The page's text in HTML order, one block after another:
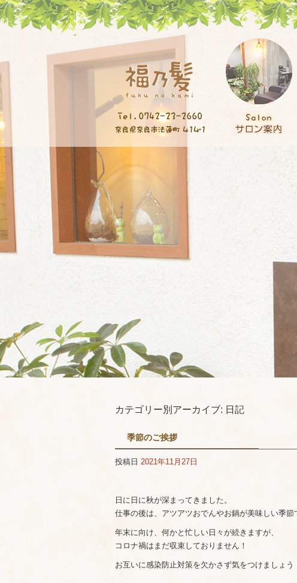
カテゴリー別アーカイブ: 日記
季節のご挨拶
投稿日 2021年11月27日
日に日に秋が深まってきました。
仕事の後は、アツアツおでんやお鍋が美味しい季節
年末に向け、何かと忙しい日々が続きますが、
コロナ禍はまだ収束しておりません！
お互いに感染防止対策を欠かさず気をつけましょう